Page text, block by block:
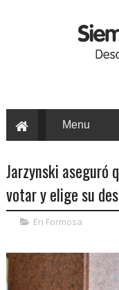
Jarzynski aseguró
votar y elige su
En Formosa